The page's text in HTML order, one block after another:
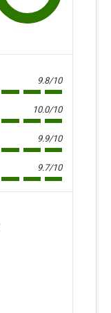
9.8/10
10.0/10
9.9/10
9.7/10